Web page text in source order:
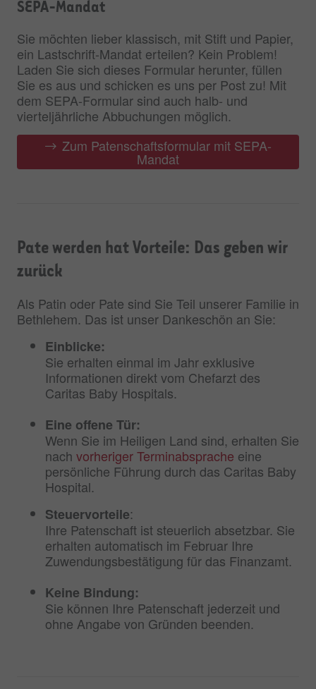
SEPA-Mandat
Sie möchten lieber klassisch, mit Stift und Papier,
ein Lastschrift-Mandat erteilen? Kein Problem!
Laden Sie sich dieses Formular herunter, füllen
Sie es aus und schicken es uns per Post zu! Mit
dem SEPA-Formular sind auch halb- und
vierteljährliche Abbuchungen möglich.
Zum Patenschaftsformular mit SEPA-
Mandat
Pate werden hat Vorteile: Das geben wir
zurück
Als Patin oder Pate sind Sie Teil unserer Familie in
Bethlehem. Das ist unser Dankeschön an Sie:
Einblicke:
Sie erhalten einmal im Jahr exklusive
Informationen direkt vom Chefarzt des
Caritas Baby Hospitals.
Eine offene Tür:
Wenn Sie im Heiligen Land sind, erhalten Sie
nach vorheriger Terminabsprache eine
persönliche Führung durch das Caritas Baby
Hospital.
Steuervorteile:
Ihre Patenschaft ist steuerlich absetzbar. Sie
erhalten automatisch im Februar Ihre
Zuwendungsbestätigung für das Finanzamt.
Keine Bindung:
Sie können Ihre Patenschaft jederzeit und
ohne Angabe von Gründen beenden.